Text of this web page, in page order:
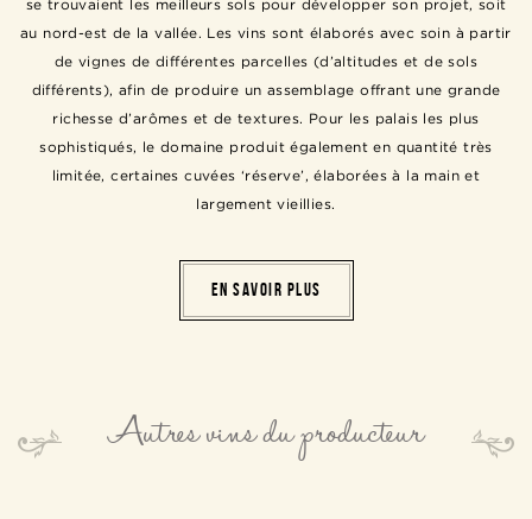
se trouvaient les meilleurs sols pour développer son projet, soit
au nord-est de la vallée. Les vins sont élaborés avec soin à partir
de vignes de différentes parcelles (d’altitudes et de sols
différents), afin de produire un assemblage offrant une grande
richesse d’arômes et de textures. Pour les palais les plus
sophistiqués, le domaine produit également en quantité très
limitée, certaines cuvées ‘réserve’, élaborées à la main et
largement vieillies.
EN SAVOIR PLUS
Autres vins du producteur